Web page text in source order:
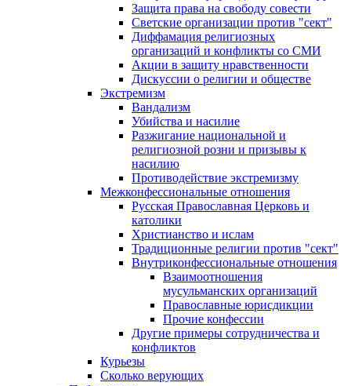
Защита права на свободу совести
Светские организации против "сект"
Диффамация религиозных
организаций и конфликты со СМИ
Акции в защиту нравственности
Дискуссии о религии и обществе
Экстремизм
Вандализм
Убийства и насилие
Разжигание национальной и
религиозной розни и призывы к
насилию
Противодействие экстремизму
Межконфессиональные отношения
Русская Православная Церковь и
католики
Христианство и ислам
Традиционные религии против "сект"
Внутриконфессиональные отношения
Взаимоотношения
мусульманских организаций
Православные юрисдикции
Прочие конфессии
Другие примеры сотрудничества и
конфликтов
Курьезы
Сколько верующих